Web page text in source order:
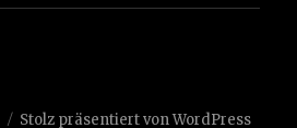
Stolz präsentiert von WordPress